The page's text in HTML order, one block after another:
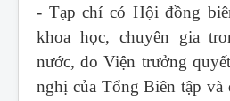
- Tạp chí có Hội đồng
khoa học, chuyên gia
nước, do Viện trưởng
nghị của Tổng Biên tập và